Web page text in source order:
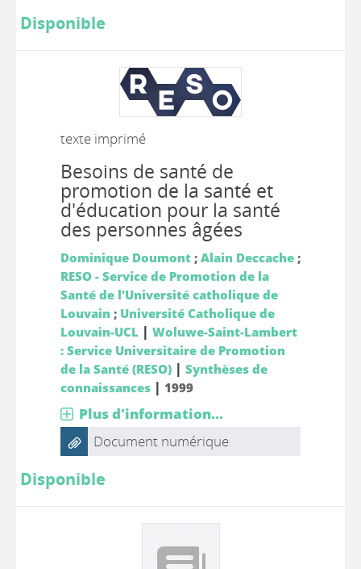
Disponible
texte imprimé
Besoins de santé de
promotion de la santé et
d'éducation pour la santé
des personnes âgées
Dominique Doumont; Alain Deccache;
RESO - Service de Promotion de la
Santé de l'Université catholique de
Louvain ; Université Catholique de
Louvain-UCL | Woluwe-Saint-Lambert
: Service Universitaire de Promotion
de la Santé (RESO)| Synthèses de
connaissances| 1999
Plus d'information...
Document numérique
Disponible